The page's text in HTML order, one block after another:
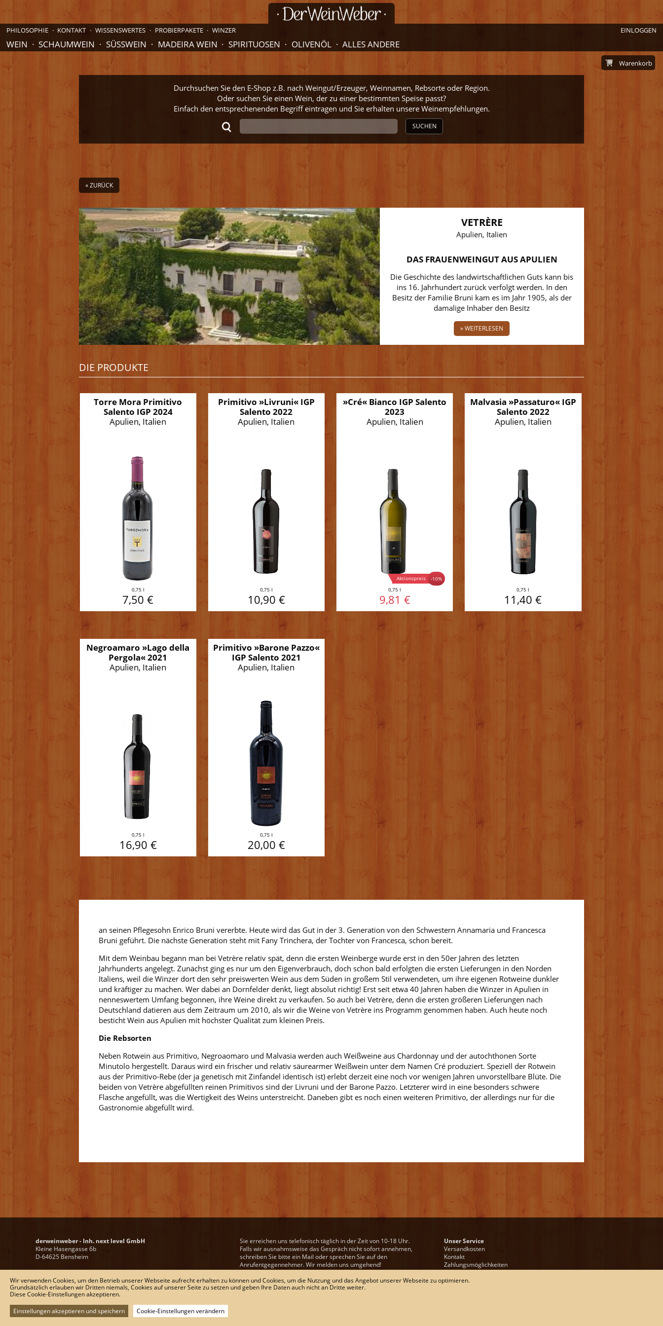
EINLOGGEN
PHILOSOPHIE KONTAKT WISSENSWERTES PROBIERPAKETE WINZER
WEIN SCHAUMWEIN SÜSSWEIN MADEIRA WEIN SPIRITUOSEN OLIVENÖL ALLES ANDERE
Durchsuchen Sie den E-Shop z.B. nach Weingut/Erzeuger, Weinnamen, Rebsorte oder Region.
Oder suchen Sie einen Wein, der zu einer bestimmten Speise passt?
Einfach den entsprechenenden Begriff eintragen und Sie erhalten unsere Weinempfehlungen.
SUCHEN
Warenkorb
« ZURÜCK
VETRÈRE
Apulien, Italien
DAS FRAUENWEINGUT AUS APULIEN
Die Geschichte des landwirtschaftlichen Guts kann bis
ins 16. Jahrhundert zurück verfolgt werden. In den
Besitz der Familie Bruni kam es im Jahr 1905, als der
damalige Inhaber den Besitz
» WEITERLESEN
DIE PRODUKTE
Torre Mora Primitivo
Salento IGP 2024
Apulien, Italien
0,75 l
7,50 €
Primitivo »Livruni« IGP
Salento 2022
Apulien, Italien
0,75 l
10,90 €
»Cré« Bianco IGP Salento
2023
Apulien, Italien
-10%
Aktionspreis
0,75 l
9,81 €
Malvasia »Passaturo« IGP
Salento 2022
Apulien, Italien
0,75 l
11,40 €
Negroamaro »Lago della
Pergola« 2021
Apulien, Italien
0,75 l
16,90 €
Primitivo »Barone Pazzo«
IGP Salento 2021
Apulien, Italien
0,75 l
20,00 €
an seinen Pflegesohn Enrico Bruni vererbte. Heute wird das Gut in der 3. Generation von den Schwestern Annamaria und Francesca
Bruni geführt. Die nächste Generation steht mit Fany Trinchera, der Tochter von Francesca, schon bereit.
Mit dem Weinbau begann man bei Vetrère relativ spät, denn die ersten Weinberge wurde erst in den 50er Jahren des letzten
Jahrhunderts angelegt. Zunächst ging es nur um den Eigenverbrauch, doch schon bald erfolgten die ersten Lieferungen in den Norden
Italiens, weil die Winzer dort den sehr preiswerten Wein aus dem Süden in großem Stil verwendeten, um ihre eigenen Rotweine dunkler
und kräftiger zu machen. Wer dabei an Dornfelder denkt, liegt absolut richtig! Erst seit etwa 40 Jahren haben die Winzer in Apulien in
nenneswertem Umfang begonnen, ihre Weine direkt zu verkaufen. So auch bei Vetrère, denn die ersten größeren Lieferungen nach
Deutschland datieren aus dem Zeitraum um 2010, als wir die Weine von Vetrère ins Programm genommen haben. Auch heute noch
besticht Wein aus Apulien mit höchster Qualität zum kleinen Preis.
Die Rebsorten
Neben Rotwein aus Primitivo, Negroaomaro und Malvasia werden auch Weißweine aus Chardonnay und der autochthonen Sorte
Minutolo hergestellt. Daraus wird ein frischer und relativ säurearmer Weißwein unter dem Namen Cré produziert. Speziell der Rotwein
aus der Primitivo-Rebe (der ja genetisch mit Zinfandel identisch ist) erlebt derzeit eine noch vor wenigen Jahren unvorstellbare Blüte. Die
beiden von Vetrère abgefüllten reinen Primitivos sind der Livruni und der Barone Pazzo. Letzterer wird in eine besonders schwere
Flasche angefüllt, was die Wertigkeit des Weins unterstreicht. Daneben gibt es noch einen weiteren Primitivo, der allerdings nur für die
Gastronomie abgefüllt wird.
derweinweber - Inh. next level GmbH
Kleine Hasengasse 6b
D-64625 Bensheim
Fax:
+ 49 (0) 6251-136749
E-Mail:
wein@derweinweber.de
Sie erreichen uns telefonisch täglich in der Zeit von 10-18 Uhr.
Falls wir ausnahmsweise das Gespräch nicht sofort annehmen,
schreiben Sie bitte ein Mail oder sprechen Sie auf den
Anrufentgegennehmer. Wir melden uns umgehend!
Unser Service
Versandkosten
Kontakt
Zahlungsmöglichkeiten
Impressum
Wir verwenden Cookies, um den Betrieb unserer Webseite aufrecht erhalten zu können und Cookies, um die Nutzung und das Angebot unserer Webseite zu optimieren.
Grundsätzlich erlauben wir Dritten niemals, Cookies auf unserer Seite zu setzen und geben Ihre Daten auch nicht an Dritte weiter.
Diese Cookie-Einstellungen akzeptieren.
Einstellungen akzeptieren und speichern
Cookie-Einstellungen verändern